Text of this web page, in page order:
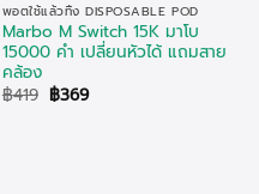
พอตใช้แล้วทิ้ง DISPOSABLE POD
Marbo M Switch 15K มาโบ
15000 คำ เปลี่ยนหัวได้ แถมสาย
คล้อง
฿419 Original
price
฿369Current